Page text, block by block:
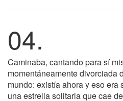
04.
Caminaba, cantando para sí
momentáneamente divorciada
mundo: existía ahora y eso
una estrella solitaria que cae